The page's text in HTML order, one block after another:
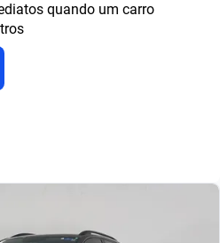
quando um carro